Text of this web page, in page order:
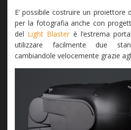
E’ possibile costruire un proiettore
per la fotografia anche con
del Light Blaster è l’estrema
utilizzare facilmente due
cambiandole velocemente grazie